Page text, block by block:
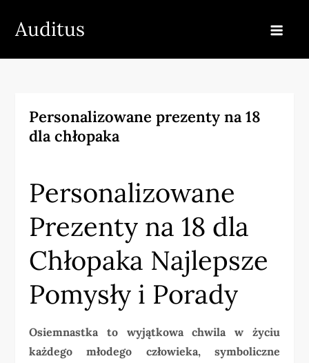
Auditus
Personalizowane prezenty na 18
dla chłopaka
Personalizowane
Prezenty na 18 dla
Chłopaka Najlepsze
Pomysły i Porady
Osiemnastka to wyjątkowa chwila w życiu
każdego młodego człowieka, symboliczne